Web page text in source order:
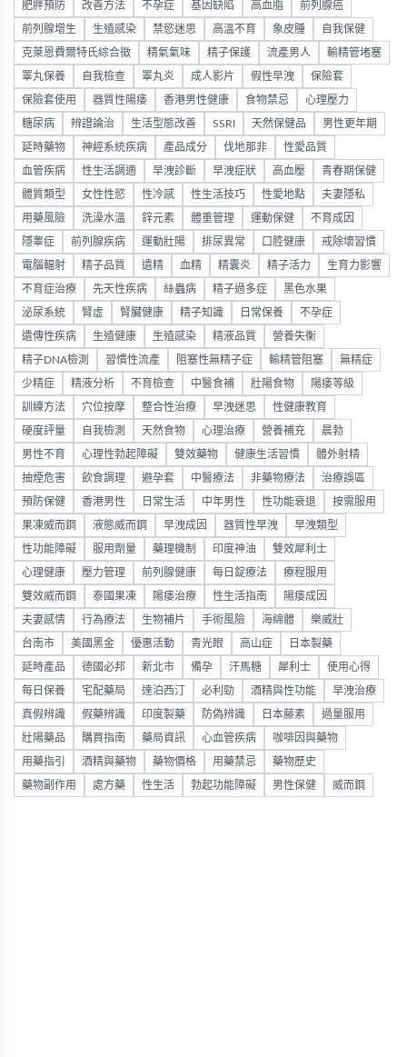
肥胖預防 改善方法 不孕症 基因缺陷 高血脂 前列腺癌
前列腺增生 生殖感染 禁慾迷思 高溫不育 象皮腫 自我保健
克萊恩費爾特氏綜合徵 精氣氣味 精子保護 流產男人 輸精管堵塞
睪丸保養 自我檢查 睪丸炎 成人影片 假性早洩 保險套
保險套使用 器質性陽痿 香港男性健康 食物禁忌 心理壓力
糖尿病 辨證論治 生活型態改善 SSRI 天然保健品 男性更年期
延時藥物 神經系統疾病 產品成分 伐地那非 性愛品質
血管疾病 性生活調適 早洩診斷 早洩症狀 高血壓 青春期保健
體質類型 女性性慾 性冷感 性生活技巧 性愛地點 夫妻隱私
用藥風險 洗澡水溫 鋅元素 體重管理 運動保健 不育成因
隱睾症 前列腺疾病 運動壯陽 排尿異常 口腔健康 戒除壞習慣
電腦輻射 精子品質 遺精 血精 精囊炎 精子活力 生育力影響
不育症治療 先天性疾病 絲蟲病 精子過多症 黑色水果
泌尿系統 腎虛 腎臟健康 精子知識 日常保養 不孕症
遺傳性疾病 生殖健康 生殖感染 精液品質 營養失衡
精子DNA檢測 習慣性流產 阻塞性無精子症 輸精管阻塞 無精症
少精症 精液分析 不育檢查 中醫食補 壯陽食物 陽痿等級
訓練方法 穴位按摩 整合性治療 早洩迷思 性健康教育
硬度評量 自我檢測 天然食物 心理治療 營養補充 晨勃
男性不育 心理性勃起障礙 雙效藥物 健康生活習慣 體外射精
抽煙危害 飲食調理 避孕套 中醫療法 非藥物療法 治療誤區
預防保健 香港男性 日常生活 中年男性 性功能衰退 按需服用
果凍威而鋼 液態威而鋼 早洩成因 器質性早洩 早洩類型
性功能障礙 服用劑量 藥理機制 印度神油 雙效犀利士
心理健康 壓力管理 前列腺健康 每日錠療法 療程服用
雙效威而鋼 泰國果凍 陽痿治療 性生活指南 陽痿成因
夫妻感情 行為療法 生物補片 手術風險 海綿體 樂威壯
台南市 美國黑金 優惠活動 青光眼 高山症 日本製藥
延時產品 德國必邦 新北市 備孕 汗馬糖 犀利士 使用心得
每日保養 宅配藥局 達泊西汀 必利勁 酒精與性功能 早洩治療
真假辨識 假藥辨識 印度製藥 防偽辨識 日本藤素 過量服用
壯陽藥品 購買指南 藥局資訊 心血管疾病 咖啡因與藥物
用藥指引 酒精與藥物 藥物價格 用藥禁忌 藥物歷史
藥物副作用 處方藥 性生活 勃起功能障礙 男性保健 威而鋼